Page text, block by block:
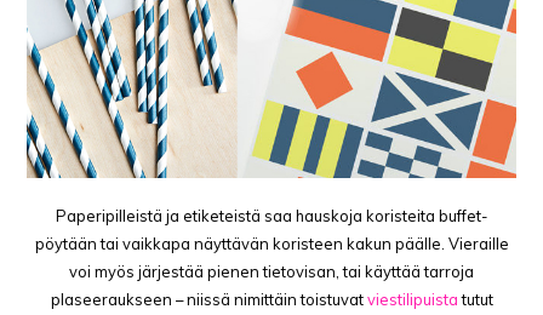
Paperipilleistä ja etiketeistä saa hauskoja koristeita buffet-
pöytään tai vaikkapa näyttävän koristeen kakun päälle. Vieraille
voi myös järjestää pienen tietovisan, tai käyttää tarroja
plaseeraukseen – niissä nimittäin toistuvatviestilipuistatutut